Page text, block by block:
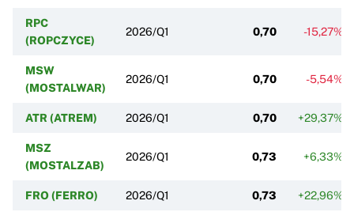
RPC
(ROPCZYCE)
2026/Q1 0,70 -15,27%
MSW
(MOSTALWAR)
2026/Q1 0,70 -5,54%
ATR (ATREM) 2026/Q1 0,70 +29,37%
MSZ
(MOSTALZAB)
2026/Q1 0,73 +6,33%
FRO (FERRO) 2026/Q1 0,73 +22,96%